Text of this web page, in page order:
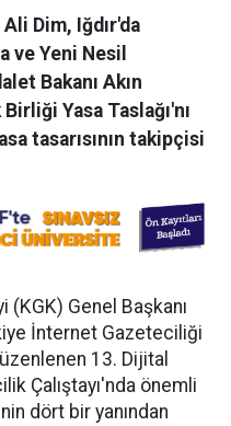
Dim, Iğdır'da
ve Yeni Nesil
Bakanı Akın
Yasa Taslağı'nı
tasarısının takipçisi
(KGK) Genel Başkanı
İnternet Gazeteciliği
13. Dijital
Çalıştayı'nda önemli
dört bir yanından